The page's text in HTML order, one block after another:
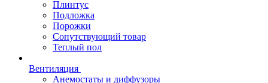
Плинтус
Подложка
Порожки
Сопутствующий товар
Теплый пол
Вентиляция
Анемостаты и диффузоры